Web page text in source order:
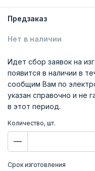
Предзаказ
Нет в наличии
Идет сбор заявок на
появится в наличии в
сообщим Вам по
указан справочно и не
в этот период.
Количество, шт.
Срок изготовления